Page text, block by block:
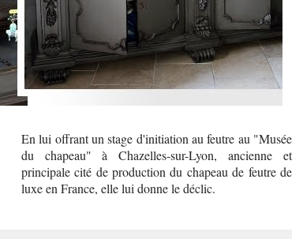
En lui offrant un stage d'initiation au feutre au "Musée
du chapeau" à Chazelles-sur-Lyon, ancienne et
principale cité de production du chapeau de feutre de
luxe en France, elle lui donne le déclic.